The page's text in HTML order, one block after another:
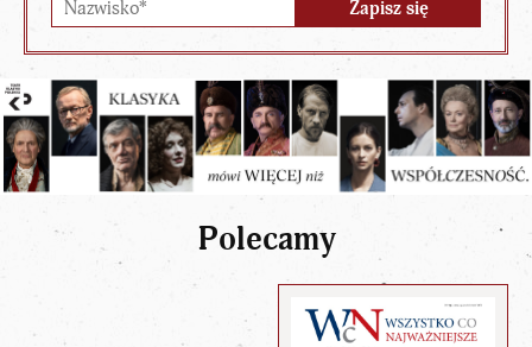
Polecamy